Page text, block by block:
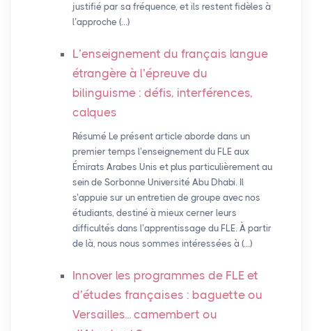
justifié par sa fréquence, et ils restent fidèles à
l’approche (…)
L’enseignement du français langue
étrangère à l’épreuve du
bilinguisme : défis, interférences,
calques
Résumé Le présent article aborde dans un
premier temps l’enseignement du FLE aux
Émirats Arabes Unis et plus particulièrement au
sein de Sorbonne Université Abu Dhabi. Il
s’appuie sur un entretien de groupe avec nos
étudiants, destiné à mieux cerner leurs
difficultés dans l’apprentissage du FLE. À partir
de là, nous nous sommes intéressées à (…)
Innover les programmes de FLE et
d’études françaises : baguette ou
Versailles... camembert ou